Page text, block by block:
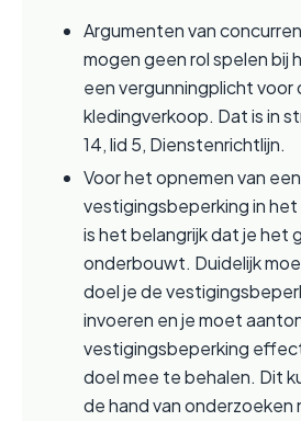
Argumenten van
mogen geen rol spelen bij
een vergunningplicht voor
kledingverkoop. Dat is in
14, lid 5, Dienstenrichtlijn.
Voor het opnemen van een
vestigingsbeperking in
is het belangrijk dat je het
onderbouwt. Duidelijk
doel je de
invoeren en je moet
vestigingsbeperking
doel mee te behalen. Dit
de hand van onderzoeken